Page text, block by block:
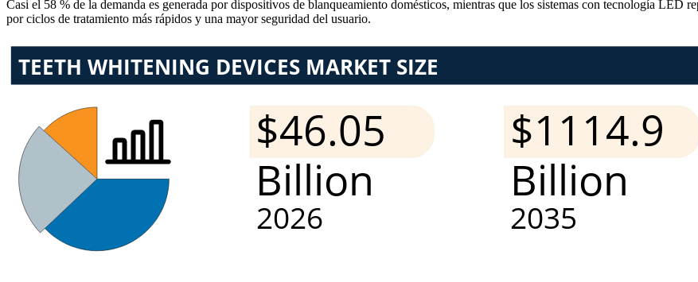
Casi el 58 % de la demanda es generada por dispositivos de blanqueamiento domésticos, mientras que los sistemas con tecnología LED
por ciclos de tratamiento más rápidos y una mayor seguridad del usuario.